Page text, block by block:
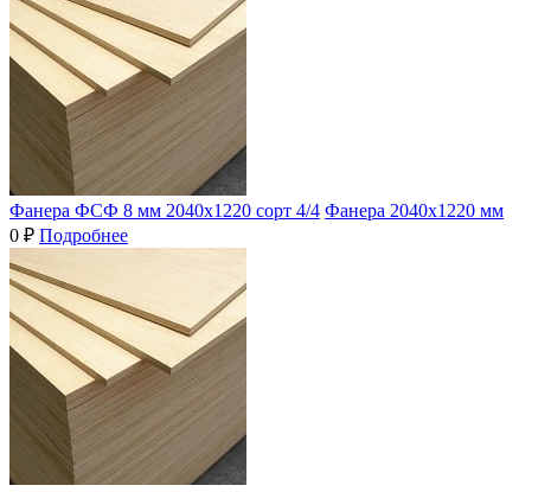
Фанера ФСФ 8 мм 2040х1220 сорт 4/4 Фанера 2040х1220 мм
0 ₽ Подробнее